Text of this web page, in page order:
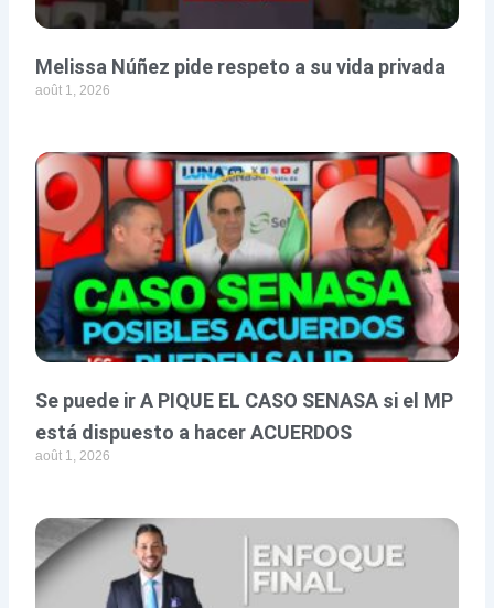
Melissa Núñez pide respeto a su vida privada
août 1, 2026
Se puede ir A PIQUE EL CASO SENASA si el MP
está dispuesto a hacer ACUERDOS
août 1, 2026